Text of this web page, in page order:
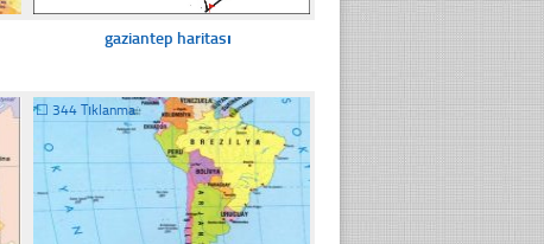
gaziantep haritası
☐ 344 Tıklanma